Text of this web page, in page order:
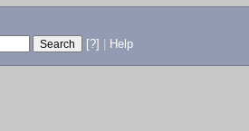
[?] Help